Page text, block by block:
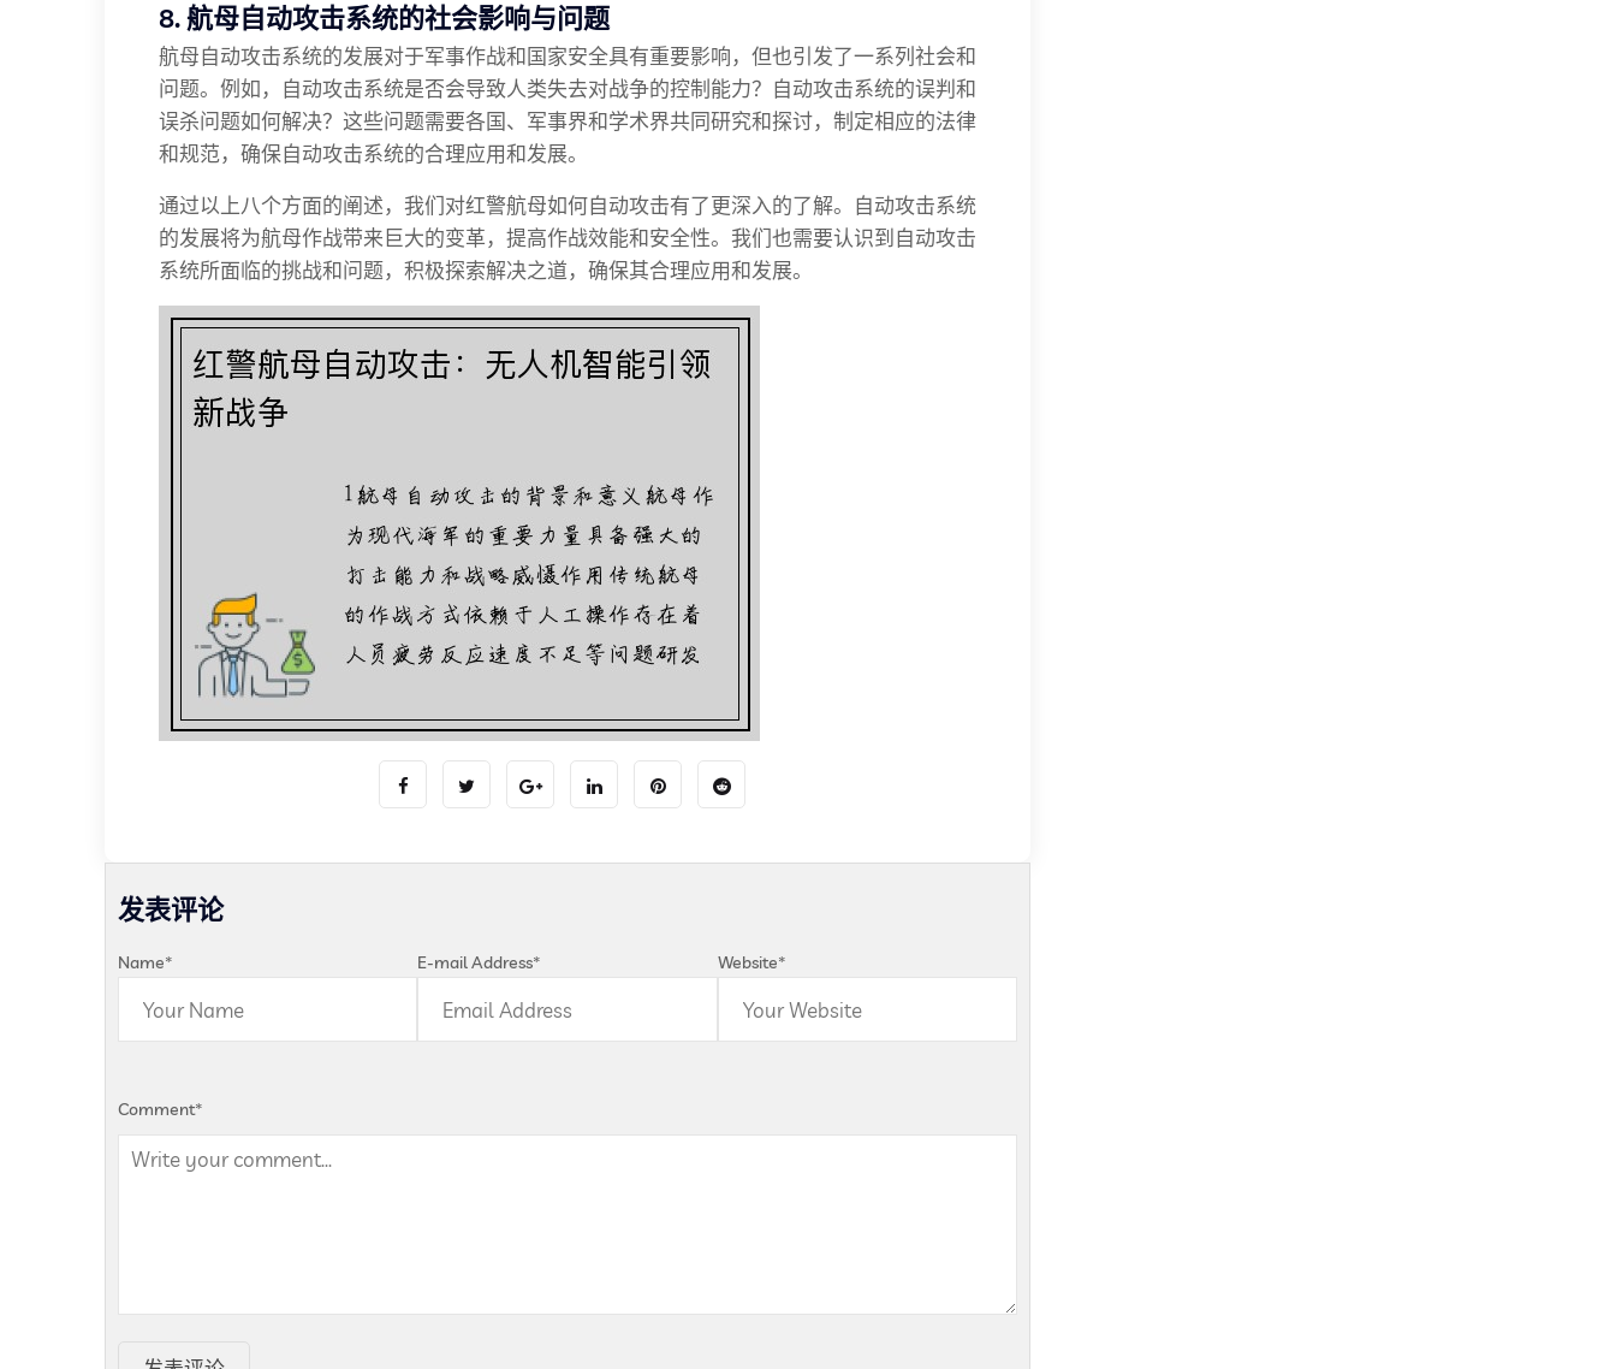
8. 航母自动攻击系统的社会影响与问题
航母自动攻击系统的发展对于军事作战和国家安全具有重要影响，但也引发了一系列社会和
问题。例如，自动攻击系统是否会导致人类失去对战争的控制能力？自动攻击系统的误判和
误杀问题如何解决？这些问题需要各国、军事界和学术界共同研究和探讨，制定相应的法律
和规范，确保自动攻击系统的合理应用和发展。
通过以上八个方面的阐述，我们对红警航母如何自动攻击有了更深入的了解。自动攻击系统
的发展将为航母作战带来巨大的变革，提高作战效能和安全性。我们也需要认识到自动攻击
系统所面临的挑战和问题，积极探索解决之道，确保其合理应用和发展。
发表评论
Name* E-mail Address* Website*
Comment*